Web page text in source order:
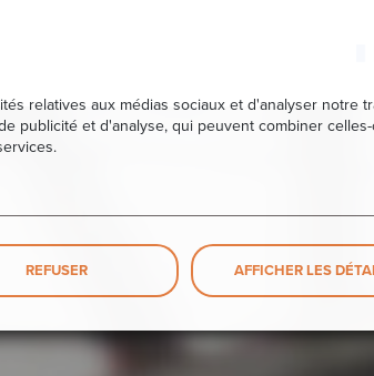
relatives aux médias sociaux et d'analyser notre
publicité et d'analyse, qui peuvent combiner
REFUSER AFFICHER LES